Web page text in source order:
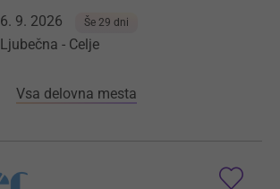
6. 9. 2026 Še 29 dni
Ljubečna - Celje
Vsa delovna mesta